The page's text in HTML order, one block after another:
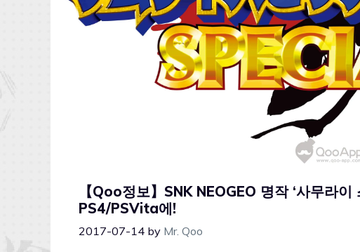
【Qoo정보】SNK NEOGEO 명작 ‘사무라
PS4/PSVita에!
2017-07-14 by Mr. Qoo